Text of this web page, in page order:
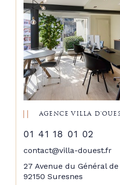
AGENCE VILLA
01 41 18 01 02
contact@villa-douest.fr
27 Avenue du Général
92150 Suresnes